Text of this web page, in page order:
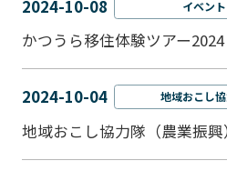
2024-10-08 イベント
かつうら移住体験ツアー2024
2024-10-04 地域おこし
地域おこし協⼒隊（農業振興